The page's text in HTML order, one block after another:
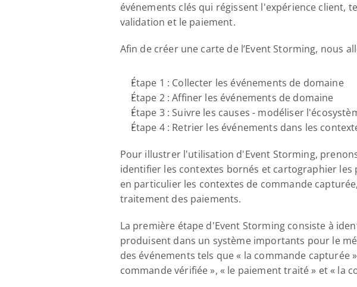
événements clés qui régissent l'expérience client,
validation et le paiement.
Afin de créer une carte de l’Event Storming, nous
Étape 1 : Collecter les événements de domaine
Étape 2 : Affiner les événements de domaine
Étape 3 : Suivre les causes - modéliser
Étape 4 : Retrier les événements dans les
Pour illustrer l'utilisation d'Event Storming,
identifier les contextes bornés et cartographier
en particulier les contextes de commande
traitement des paiements.
La première étape d'Event Storming consiste à
produisent dans un système importants pour le
des événements tels que « la commande capturée
commande vérifiée », « le paiement traité » et « la